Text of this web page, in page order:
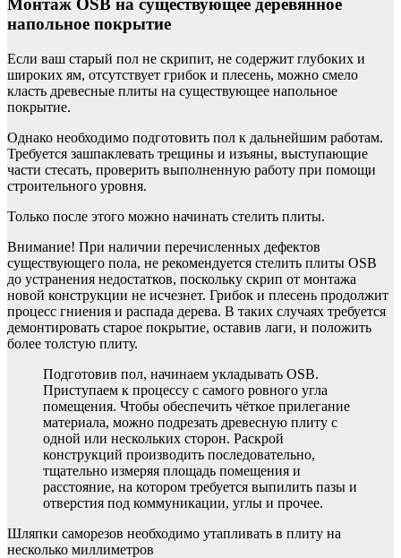
Монтаж OSB на существующее деревянное
напольное покрытие
Если ваш старый пол не скрипит, не содержит глубоких и
широких ям, отсутствует грибок и плесень, можно смело
класть древесные плиты на существующее напольное
покрытие.
Однако необходимо подготовить пол к дальнейшим работам.
Требуется зашпаклевать трещины и изъяны, выступающие
части стесать, проверить выполненную работу при помощи
строительного уровня.
Только после этого можно начинать стелить плиты.
Внимание! При наличии перечисленных дефектов
существующего пола, не рекомендуется стелить плиты OSB
до устранения недостатков, поскольку скрип от монтажа
новой конструкции не исчезнет. Грибок и плесень продолжит
процесс гниения и распада дерева. В таких случаях требуется
демонтировать старое покрытие, оставив лаги, и положить
более толстую плиту.
Подготовив пол, начинаем укладывать OSB.
Приступаем к процессу с самого ровного угла
помещения. Чтобы обеспечить чёткое прилегание
материала, можно подрезать древесную плиту с
одной или нескольких сторон. Раскрой
конструкций производить последовательно,
тщательно измеряя площадь помещения и
расстояние, на котором требуется выпилить пазы и
отверстия под коммуникации, углы и прочее.
Шляпки саморезов необходимо утапливать в плиту на
несколько миллиметров